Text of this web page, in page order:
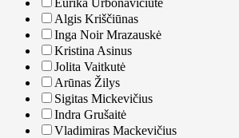
Eurika Urbonavičiūtė
Algis Kriščiūnas
Inga Noir Mrazauskė
Kristina Asinus
Jolita Vaitkutė
Arūnas Žilys
Sigitas Mickevičius
Indra Grušaitė
Vladimiras Mackevičius